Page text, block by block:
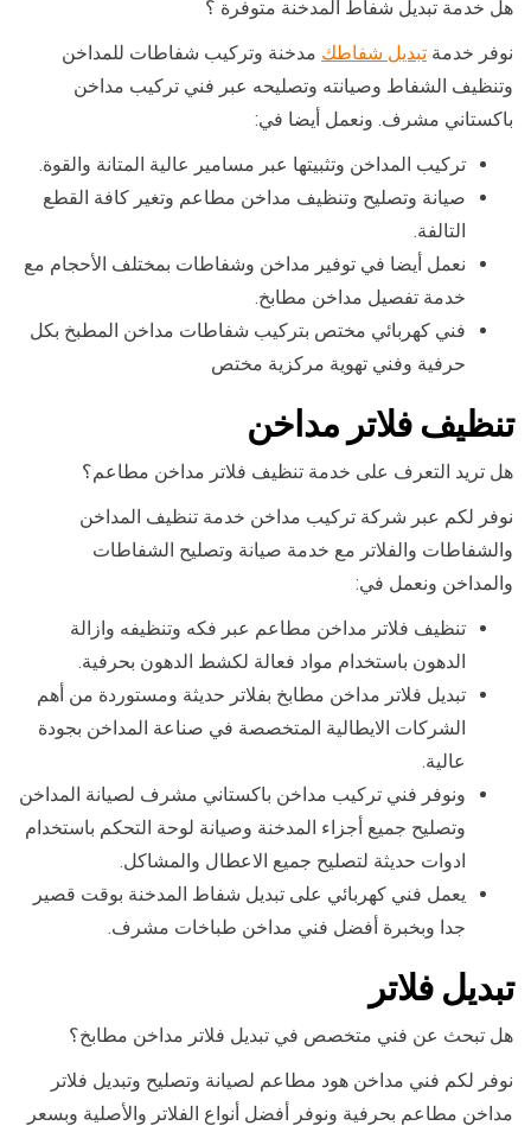
هل خدمة تبديل شفاط المدخنة متوفرة ؟
نوفر خدمة تبديل شفاطك مدخنة وتركيب شفاطات للمداخن
وتنظيف الشفاط وصيانته وتصليحه عبر فني تركيب مداخن
باكستاني مشرف. ونعمل أيضا في:
تركيب المداخن وتثبيتها عبر مسامير عالية المتانة والقوة.
صيانة وتصليح وتنظيف مداخن مطاعم وتغير كافة القطع
التالفة.
نعمل أيضا في توفير مداخن وشفاطات بمختلف الأحجام مع
خدمة تفصيل مداخن مطابخ.
فني كهربائي مختص بتركيب شفاطات مداخن المطبخ بكل
حرفية وفني تهوية مركزية مختص
تنظيف فلاتر مداخن
هل تريد التعرف على خدمة تنظيف فلاتر مداخن مطاعم؟
نوفر لكم عبر شركة تركيب مداخن خدمة تنظيف المداخن
والشفاطات والفلاتر مع خدمة صيانة وتصليح الشفاطات
والمداخن ونعمل في:
تنظيف فلاتر مداخن مطاعم عبر فكه وتنظيفه وازالة
الدهون باستخدام مواد فعالة لكشط الدهون بحرفية.
تبديل فلاتر مداخن مطابخ بفلاتر حديثة ومستوردة من أهم
الشركات الايطالية المتخصصة في صناعة المداخن بجودة
عالية.
ونوفر فني تركيب مداخن باكستاني مشرف لصيانة المداخن
وتصليح جميع أجزاء المدخنة وصيانة لوحة التحكم باستخدام
ادوات حديثة لتصليح جميع الاعطال والمشاكل.
يعمل فني كهربائي على تبديل شفاط المدخنة بوقت قصير
جدا وبخبرة أفضل فني مداخن طباخات مشرف.
تبديل فلاتر
هل تبحث عن فني متخصص في تبديل فلاتر مداخن مطابخ؟
نوفر لكم فني مداخن هود مطاعم لصيانة وتصليح وتبديل فلاتر
مداخن مطاعم بحرفية ونوفر أفضل أنواع الفلاتر والأصلية وبسعر